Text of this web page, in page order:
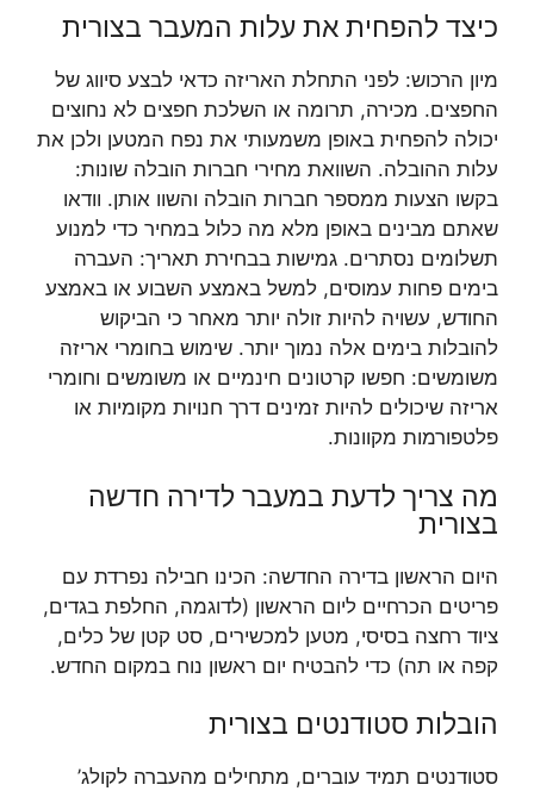
כיצד להפחית את עלות המעבר בצורית
מיון הרכוש: לפני התחלת האריזה כדאי לבצע סיווג של
החפצים. מכירה, תרומה או השלכת חפצים לא נחוצים
יכולה להפחית באופן משמעותי את נפח המטען ולכן את
עלות ההובלה. השוואת מחירי חברות הובלה שונות:
בקשו הצעות ממספר חברות הובלה והשוו אותן. וודאו
שאתם מבינים באופן מלא מה כלול במחיר כדי למנוע
תשלומים נסתרים. גמישות בבחירת תאריך: העברה
בימים פחות עמוסים, למשל באמצע השבוע או באמצע
החודש, עשויה להיות זולה יותר מאחר כי הביקוש
להובלות בימים אלה נמוך יותר. שימוש בחומרי אריזה
משומשים: חפשו קרטונים חינמיים או משומשים וחומרי
אריזה שיכולים להיות זמינים דרך חנויות מקומיות או
פלטפורמות מקוונות.
מה צריך לדעת במעבר לדירה חדשה
בצורית
היום הראשון בדירה החדשה: הכינו חבילה נפרדת עם
פריטים הכרחיים ליום הראשון (לדוגמה, החלפת בגדים,
ציוד רחצה בסיסי, מטען למכשירים, סט קטן של כלים,
קפה או תה) כדי להבטיח יום ראשון נוח במקום החדש.
הובלות סטודנטים בצורית
סטודנטים תמיד עוברים, מתחילים מהעברה לקולג’